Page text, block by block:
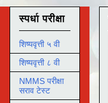
स्पर्धा परीक्षा
शिष्यवृत्ती ५ वी
शिष्यवृत्ती ८ वी
NMMS परीक्षा
सराव टेस्ट